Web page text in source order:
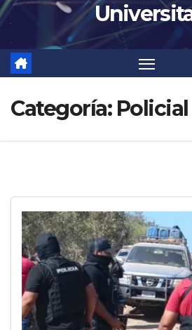
Categoría: Policial